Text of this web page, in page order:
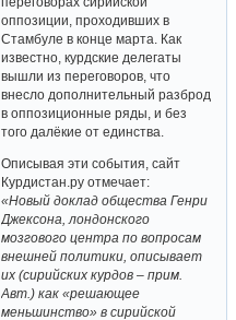
оппозиции, проходивших в
Стамбуле в конце марта. Как
известно, курдские делегаты
вышли из переговоров, что
внесло дополнительный разброд
в оппозиционные ряды, и без
того далёкие от единства.
Описывая эти события, сайт
Курдистан.ру отмечает:
«Новый доклад общества Генри
Джексона, лондонского
мозгового центра по вопросам
внешней политики, описывает
их (сирийских курдов – прим.
Авт.) как «решающее
меньшинство» в сирийской